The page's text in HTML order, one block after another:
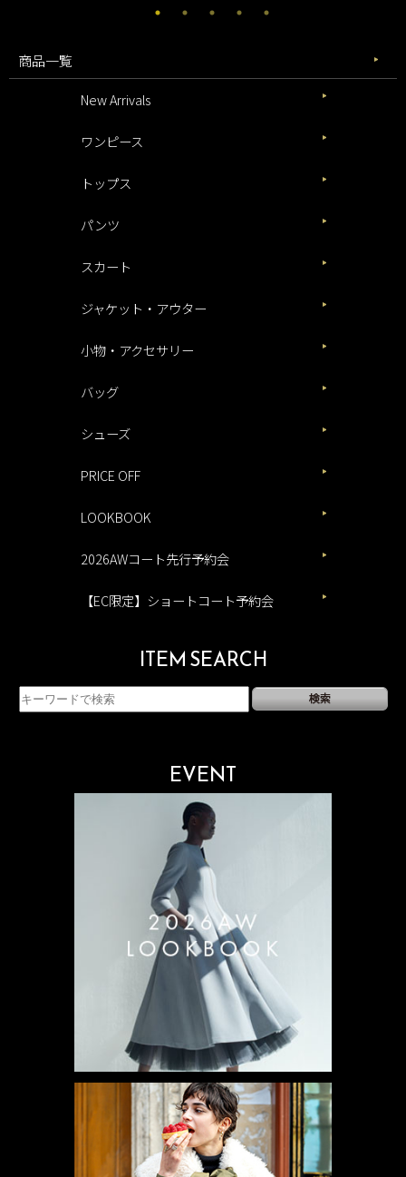
商品一覧
New Arrivals
ワンピース
トップス
パンツ
スカート
ジャケット・アウター
小物・アクセサリー
バッグ
シューズ
PRICE OFF
LOOKBOOK
2026AWコート先行予約会
【EC限定】ショートコート予約会
ITEM SEARCH
EVENT